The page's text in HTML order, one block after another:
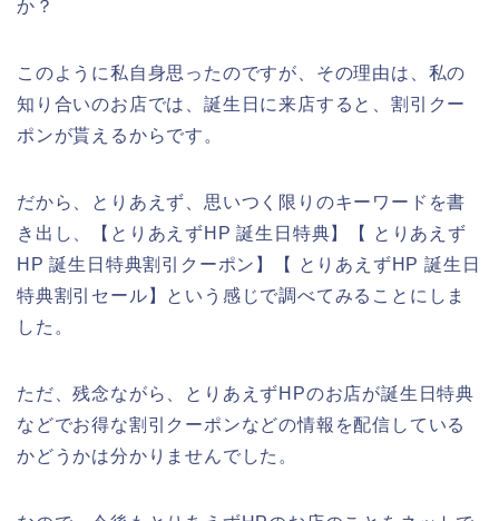
か？
このように私自身思ったのですが、その理由は、私の
知り合いのお店では、誕生日に来店すると、割引クー
ポンが貰えるからです。
だから、とりあえず、思いつく限りのキーワードを書
き出し、【とりあえずHP 誕生日特典】【 とりあえず
HP 誕生日特典割引クーポン】【 とりあえずHP 誕生日
特典割引セール】という感じで調べてみることにしま
した。
ただ、残念ながら、とりあえずHPのお店が誕生日特典
などでお得な割引クーポンなどの情報を配信している
かどうかは分かりませんでした。